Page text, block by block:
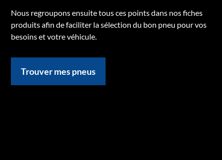
Nous regroupons ensuite tous ces points dans nos fiches
produits afin de faciliter la sélection du bon pneu pour vos
besoins et votre véhicule.
Trouver mes pneus